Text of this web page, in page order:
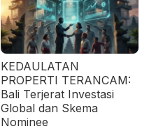
KEDAULATAN
PROPERTI TERANCAM:
Bali Terjerat Investasi
Global dan Skema
Nominee